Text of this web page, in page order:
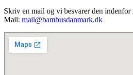
Skriv en mail og vi besvarer den indenfor
Mail: mail@bambusdanmark.dk